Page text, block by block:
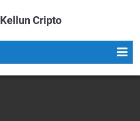
Kellun Cripto